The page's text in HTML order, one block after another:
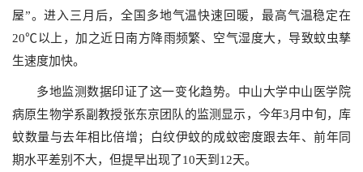
屋”。进入三月后，全国多地气温快速回暖，最高气温稳定在
20℃以上，加之近日南方降雨频繁、空气湿度大，导致蚊虫孳
生速度加快。
多地监测数据印证了这一变化趋势。中山大学中山医学院
病原生物学系副教授张东京团队的监测显示，今年3月中旬，库
蚊数量与去年相比倍增；白纹伊蚊的成蚊密度跟去年、前年同
期水平差别不大，但提早出现了10天到12天。